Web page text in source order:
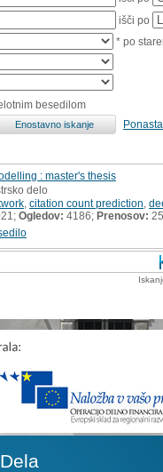
išči po
* po
besedilom
: master's thesis
delo
citation count prediction
Ogledov: 4186; Prenosov: 25
Dela